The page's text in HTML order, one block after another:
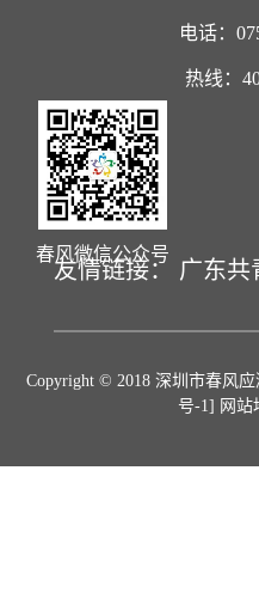
电话：
热线：
春风微信公众号
友情链接： 广东共
Copyright © 2018 深圳市春风
号-1] 网站